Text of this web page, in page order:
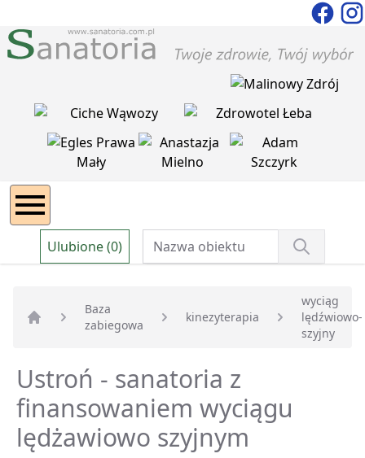
Ulubione (0)
Strona główna
Baza
zabiegowa
kinezyterapia
wyciąg
lędźwiowo-
szyjny
Ustroń - sanatoria z
finansowaniem wyciągu
lędżawiowo szyjnym